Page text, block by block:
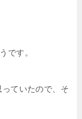
です。
ていたので、そ